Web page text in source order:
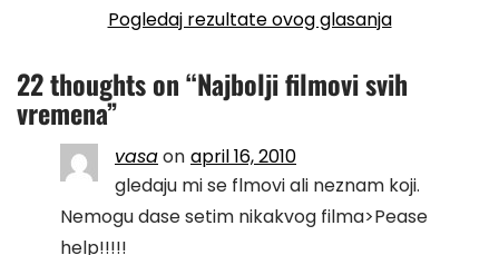
Pogledaj rezultate ovog glasanja
22 thoughts on “Najbolji filmovi svih
vremena”
vasaon april 16, 2010
gledaju mi se flmovi ali neznam koji.
Nemogu dase setim nikakvog filma>Pease
help!!!!!